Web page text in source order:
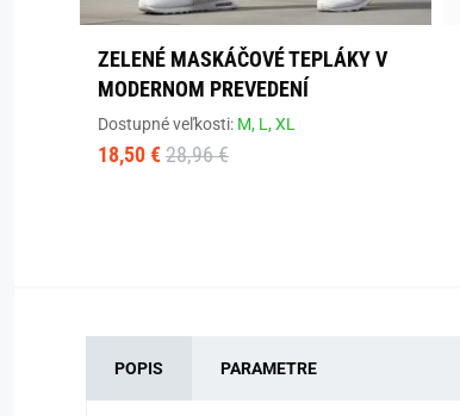
ZELENÉ MASKÁČOVÉ TEPLÁKY V
MODERNOM PREVEDENÍ
Dostupné veľkosti: M, L,XL
18,50 € 28,96 €
POPIS PARAMETRE